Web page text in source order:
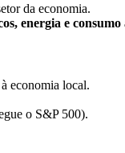
da economia.
energia e consumo
economia local.
o S&P 500).